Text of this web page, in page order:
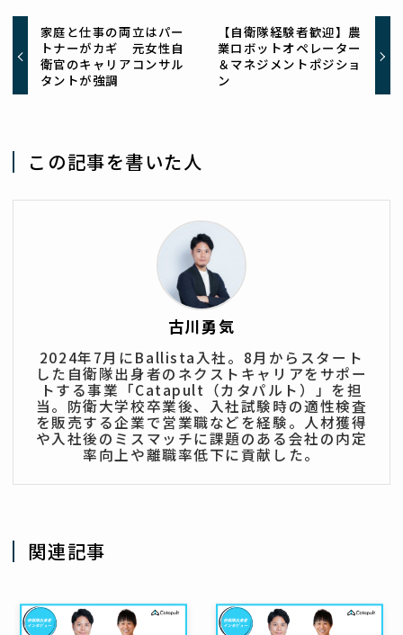
家庭と仕事の両立はパー
トナーがカギ 元女性自
衛官のキャリアコンサル
タントが強調
【自衛隊経験者歓迎】農
業ロボットオペレーター
＆マネジメントポジショ
ン
この記事を書いた人
古川勇気
2024年7月にBallista入社。8月からスタート
した自衛隊出身者のネクストキャリアをサポー
トする事業「Catapult（カタパルト）」を担
当。防衛大学校卒業後、入社試験時の適性検査
を販売する企業で営業職などを経験。人材獲得
や入社後のミスマッチに課題のある会社の内定
率向上や離職率低下に貢献した。
関連記事